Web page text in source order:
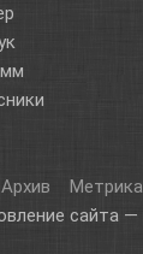
Архив
Метрика
сайта —